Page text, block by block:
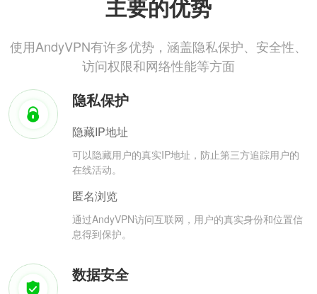
主要的优势
使用AndyVPN有许多优势，涵盖隐私保护、安全性、
访问权限和网络性能等方面
隐私保护
隐藏IP地址
可以隐藏用户的真实IP地址，防止第三方追踪用户的
在线活动。
匿名浏览
通过AndyVPN访问互联网，用户的真实身份和位置信
息得到保护。
数据安全